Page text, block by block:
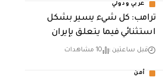
عربي ودولي
ترامب: كل شيء يسير بشكل
استثنائي فيما يتعلق بإيران
قبل ساعتين 10 مشاهدات
أمن